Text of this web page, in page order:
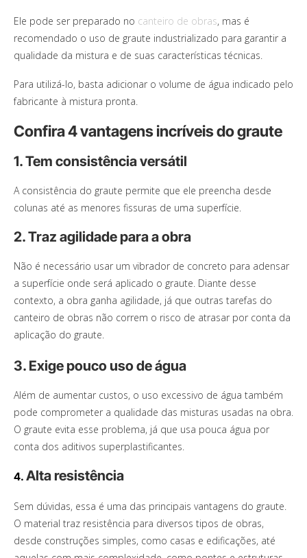
Ele pode ser preparado no canteiro de obras, mas é
recomendado o uso de graute industrializado para garantir a
qualidade da mistura e de suas características técnicas.
Para utilizá-lo, basta adicionar o volume de água indicado pelo
fabricante à mistura pronta.
Confira 4 vantagens incríveis do graute
1. Tem consistência versátil
A consistência do graute permite que ele preencha desde
colunas até as menores fissuras de uma superfície.
2. Traz agilidade para a obra
Não é necessário usar um vibrador de concreto para adensar
a superfície onde será aplicado o graute. Diante desse
contexto, a obra ganha agilidade, já que outras tarefas do
canteiro de obras não correm o risco de atrasar por conta da
aplicação do graute.
3. Exige pouco uso de água
Além de aumentar custos, o uso excessivo de água também
pode comprometer a qualidade das misturas usadas na obra.
O graute evita esse problema, já que usa pouca água por
conta dos aditivos superplastificantes.
4. Alta resistência
Sem dúvidas, essa é uma das principais vantagens do graute.
O material traz resistência para diversos tipos de obras,
desde construções simples, como casas e edificações, até